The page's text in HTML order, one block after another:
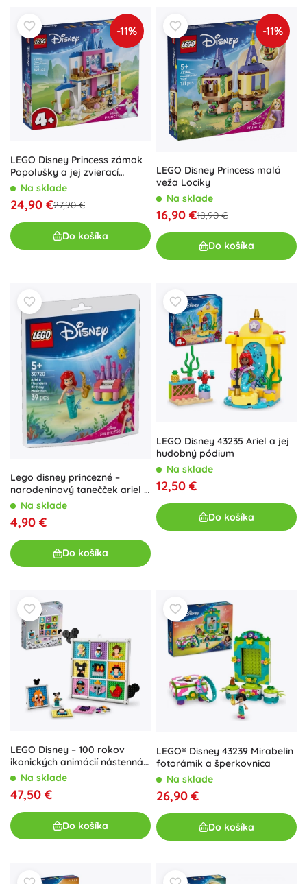
-11%
LEGO Disney Princess zámok
Popolušky a jej zvierací
kamaráti
Na sklade
24,90 €27,90 €
Do košíka
-11%
LEGO Disney Princess malá
veža Lociky
Na sklade
16,90 €18,90 €
Do košíka
Lego disney princezné –
narodeninový tanečček ariel a
floundera
Na sklade
4,90 €
Do košíka
LEGO Disney 43235 Ariel a jej
hudobný pódium
Na sklade
12,50 €
Do košíka
LEGO Disney – 100 rokov
ikonických animácií nástenná
koláž set
Na sklade
47,50 €
Do košíka
LEGO® Disney 43239 Mirabelin
fotorámik a šperkovnica
Na sklade
26,90 €
Do košíka